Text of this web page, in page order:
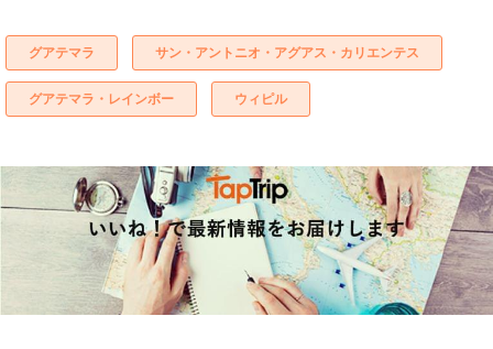
グアテマラ サン・アントニオ・アグアス・カリエンテス
グアテマラ・レインボー ウィピル